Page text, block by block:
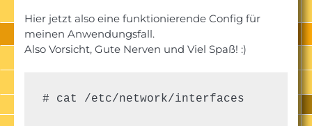
Hier jetzt also eine funktionierende Config für
meinen Anwendungsfall.
Also Vorsicht, Gute Nerven und Viel Spaß! :)
# cat /etc/network/interfaces